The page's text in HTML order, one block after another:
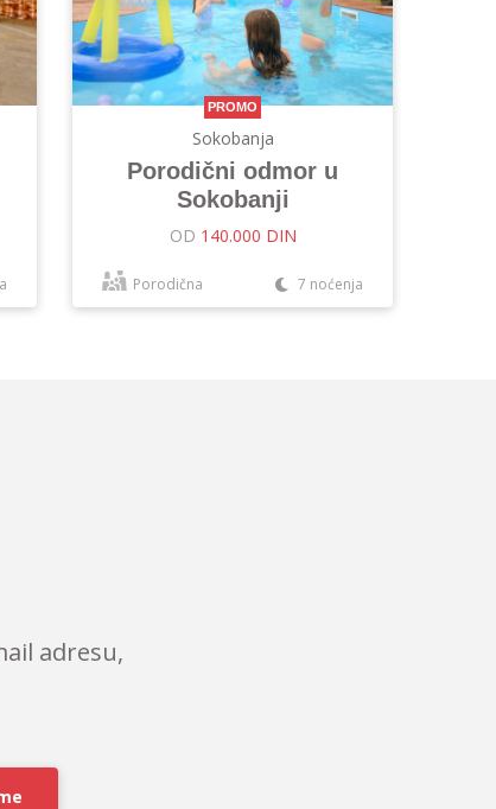
PROMO
Sokobanja
Porodični odmor u
Sokobanji
OD 140.000 DIN
Porodična 7 noćenja
adresu,